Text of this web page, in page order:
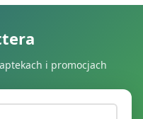
i promocjach